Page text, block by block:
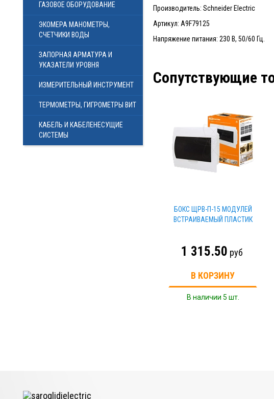
ГАЗОВОЕ ОБОРУДОВАНИЕ
ЭКОМЕРА МАНОМЕТРЫ,
СЧЕТЧИКИ ВОДЫ
ЗАПОРНАЯ АРМАТУРА И
УКАЗАТЕЛИ УРОВНЯ
ИЗМЕРИТЕЛЬНЫЙ ИНСТРУМЕНТ
ТЕРМОМЕТРЫ, ГИГРОМЕТРЫ ВИТ
КАБЕЛЬ И КАБЕЛЕНЕСУЩИЕ
СИСТЕМЫ
Производитель: Schneider Electric
Артикул: A9F79125
Напряжение питания: 230 В, 50/60 Гц.
Сопутствующие
БОКС ЩРВ-П-15 МОДУЛЕЙ
ВСТРАИВАЕМЫЙ ПЛАСТИК
1 315.50 руб
В КОРЗИНУ
В наличии 5 шт.